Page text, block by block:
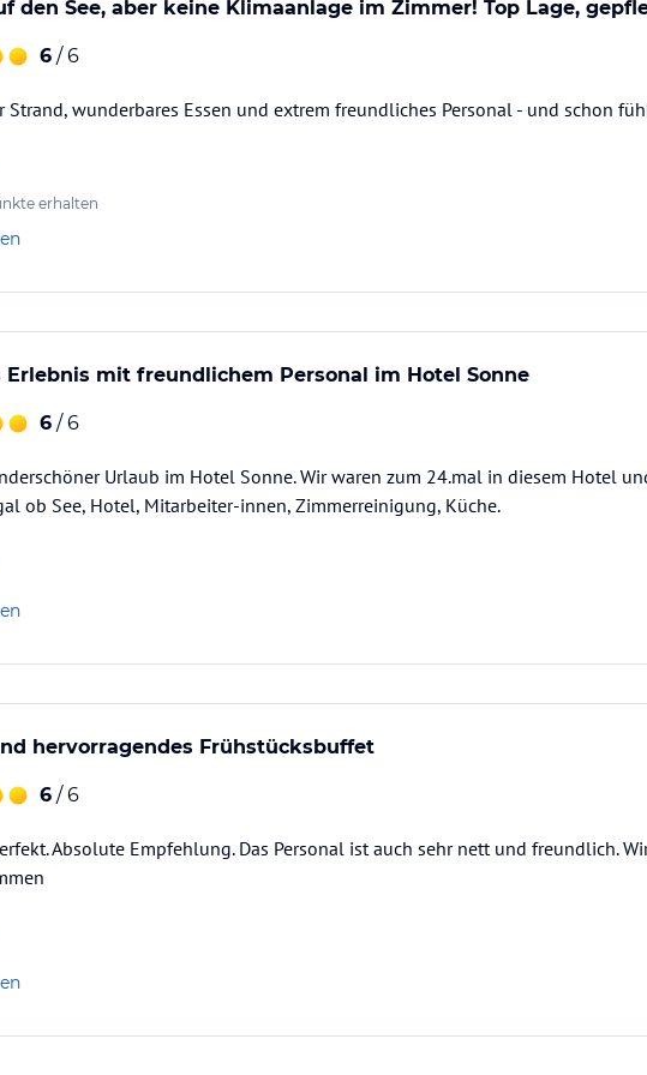
Paddle
von einem zum nächsten Ort kommen
einen Voucher für den Golfpark
wir ebenfalls gerne für Sie vorab.
Alle Angaben ohne
die verbindlichen
den See, aber keine Klimaanlage im Zimmer! Top Lage,
6 / 6
Strand, wunderbares Essen und extrem freundliches Personal - und schon
erhalten
Erlebnis mit freundlichem Personal im Hotel Sonne
6 / 6
Urlaub im Hotel Sonne. Wir waren zum 24.mal in diesem Hotel
ob See, Hotel, Mitarbeiter-innen, Zimmerreinigung, Küche.
hervorragendes Frühstücksbuffet
6 / 6
Absolute Empfehlung. Das Personal ist auch sehr nett und freundlich.